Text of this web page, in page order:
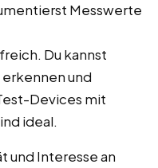
Messwerte
Du kannst
und
Devices mit
ideal.
und Interesse an